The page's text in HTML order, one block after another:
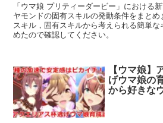
「ウマ娘 プリティーダービー」における
ヤモンドの固有スキルの発動条件をまと
スキル，固有スキルから考えられる簡単な
めたので確認してください。
【ウマ娘】
げウマ娘の
から好きな